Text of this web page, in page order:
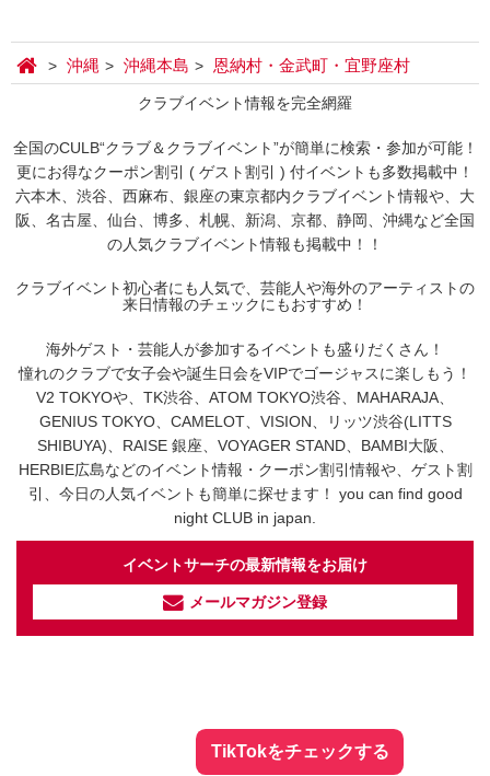
沖縄 沖縄本島 恩納村・金武町・宜野座村
クラブイベント情報を完全網羅
全国のCULB“クラブ＆クラブイベント”が簡単に検索・参加が可能！
更にお得なクーポン割引 ( ゲスト割引 ) 付イベントも多数掲載中！
六本木、渋谷、西麻布、銀座の東京都内クラブイベント情報や、大
阪、名古屋、仙台、博多、札幌、新潟、京都、静岡、沖縄など全国
の人気クラブイベント情報も掲載中！！
クラブイベント初心者にも人気で、芸能人や海外のアーティストの
来日情報のチェックにもおすすめ！
海外ゲスト・芸能人が参加するイベントも盛りだくさん！
憧れのクラブで女子会や誕生日会をVIPでゴージャスに楽しもう！
V2 TOKYOや、TK渋谷、ATOM TOKYO渋谷、MAHARAJA、
GENIUS TOKYO、CAMELOT、VISION、リッツ渋谷(LITTS
SHIBUYA)、RAISE 銀座、VOYAGER STAND、BAMBI大阪、
HERBIE広島などのイベント情報・クーポン割引情報や、ゲスト割
引、今日の人気イベントも簡単に探せます！ you can find good
night CLUB in japan.
イベントサーチの最新情報をお届け
メールマガジン登録
TikTokをチェックする